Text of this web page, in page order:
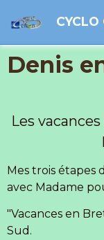
CYCLO
Denis
Les
Mes trois étapes
avec Madame
"Vacances en
Sud.